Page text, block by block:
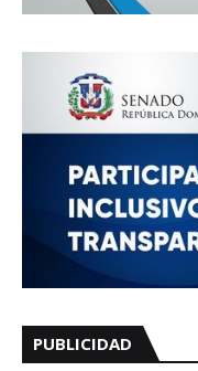
PUBLICIDAD